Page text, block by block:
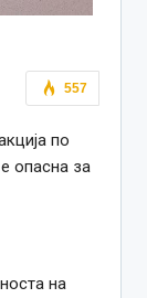
557
по
опасна за
на